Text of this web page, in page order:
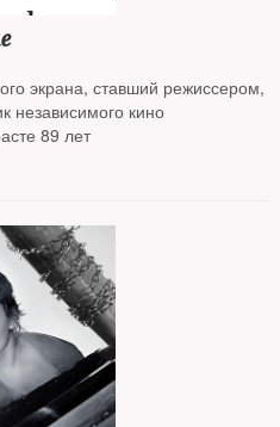
экрана, ставший режиссером,
независимого кино
89 лет